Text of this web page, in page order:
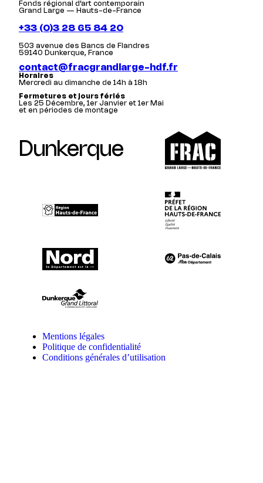
Fonds régional d’art contemporain
Grand Large — Hauts-de-France
+33 (0)3 28 65 84 20
503 avenue des Bancs de Flandres
59140 Dunkerque, France
contact@fracgrandlarge-hdf.fr
Horaires
Mercredi au dimanche de 14h à 18h
Fermetures et jours fériés
Les 25 Décembre, 1er Janvier et 1er Mai
et en périodes de montage
Dunkerque
Mentions légales
Politique de confidentialité
Conditions générales d’utilisation